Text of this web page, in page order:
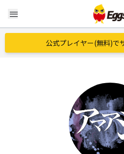
menu
公式プレイヤー(無料)で